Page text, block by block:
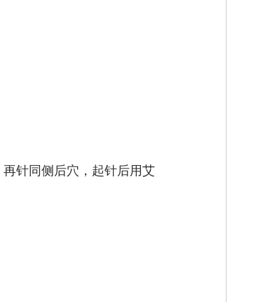
针同侧后穴，起针后用艾